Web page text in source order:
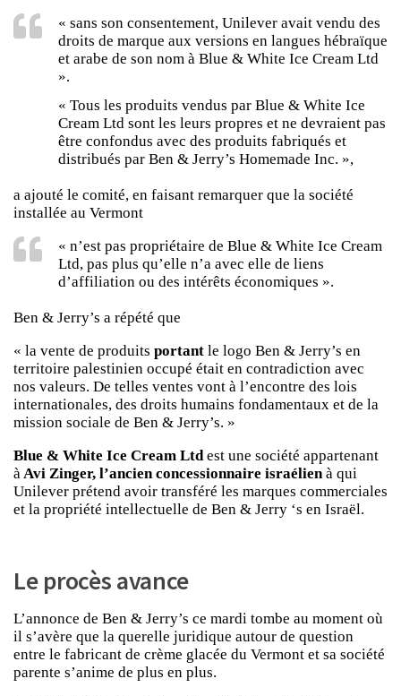
« sans son consentement, Unilever avait vendu des
droits de marque aux versions en langues hébraïque
et arabe de son nom à Blue & White Ice Cream Ltd
».
« Tous les produits vendus par Blue & White Ice
Cream Ltd sont les leurs propres et ne devraient pas
être confondus avec des produits fabriqués et
distribués par Ben & Jerry’s Homemade Inc. »,
a ajouté le comité, en faisant remarquer que la société
installée au Vermont
« n’est pas propriétaire de Blue & White Ice Cream
Ltd, pas plus qu’elle n’a avec elle de liens
d’affiliation ou des intérêts économiques ».
Ben & Jerry’s a répété que
« la vente de produits portant le logo Ben & Jerry’s en
territoire palestinien occupé était en contradiction avec
nos valeurs. De telles ventes vont à l’encontre des lois
internationales, des droits humains fondamentaux et de la
mission sociale de Ben & Jerry’s. »
Blue & White Ice Cream Ltd est une société appartenant
à Avi Zinger, l’ancien concessionnaire israélien à qui
Unilever prétend avoir transféré les marques commerciales
et la propriété intellectuelle de Ben & Jerry ‘s en Israël.
Le procès avance
L’annonce de Ben & Jerry’s ce mardi tombe au moment où
il s’avère que la querelle juridique autour de question
entre le fabricant de crème glacée du Vermont et sa société
parente s’anime de plus en plus.